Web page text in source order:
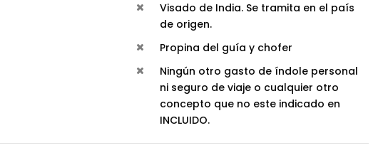
Visado de India. Se tramita en el país
de origen.
Propina del guía y chofer
Ningún otro gasto de índole personal
ni seguro de viaje o cualquier otro
concepto que no este indicado en
INCLUIDO.